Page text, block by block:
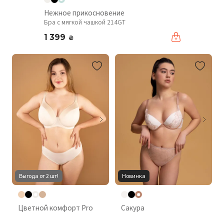
Нежное прикосновение
Бра с мягкой чашкой 214GT
1 399 ₴
Выгода от 2 шт!
Цветной комфорт Pro
Новинка
Сакура